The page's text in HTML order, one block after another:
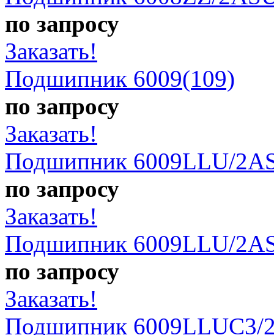
по запросу
Заказать!
Подшипник 6009(109)
по запросу
Заказать!
Подшипник 6009LLU/
по запросу
Заказать!
Подшипник 6009LLU/
по запросу
Заказать!
Подшипник 6009LLUC3/